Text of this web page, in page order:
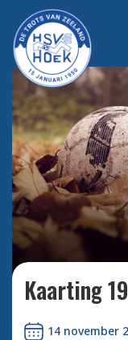
Kaarting
14 november